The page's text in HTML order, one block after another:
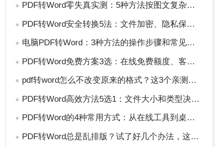
转换的PDF文件上传到界面中。
3、如果有需要设置也可以选择设置一下哦。
● PDF转Word零失真实测：5种方法按图文复杂度的转换精度排名！
● PDF转Word安全转换5法：文件加密、隐私保护和格式修复完整方案！
● 电脑PDF转Word：3种方法的操作步骤和常见报错处理！
● PDF转Word免费方案3选：在线免费额度、客户端试用和Word自带的区别！
● pdf转word怎么不改变原来的格式？这3个亲测有效的方法，让你告别格式重排的噩梦！
● PDF转Word高效方法5选1：文件大小和类型决定用哪个！
● PDF转Word的4种常用方式：从在线工具到桌面软件全梳理！
● PDF转Word总是乱排版？试了好几个办法，这几个真的能用！